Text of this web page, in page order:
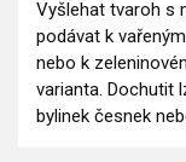
Vyšlehat tvaroh s
podávat k
nebo k
varianta. Dochutit
bylinek česnek